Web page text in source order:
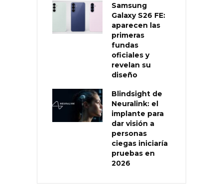
Samsung
Galaxy S26 FE:
aparecen las
primeras
fundas
oficiales y
revelan su
diseño
Blindsight de
Neuralink: el
implante para
dar visión a
personas
ciegas iniciaría
pruebas en
2026